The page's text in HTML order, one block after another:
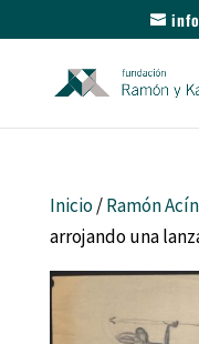
Inicio/Ramón Acín
arrojando una